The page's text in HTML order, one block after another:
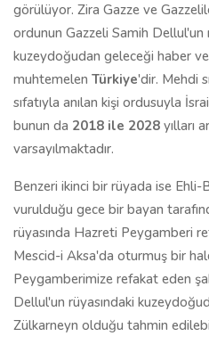
görülüyor. Zira Gazze ve
ordunun Gazzeli Samih Dellul'un
kuzeydoğudan geleceği haber
muhtemelen Türkiye'dir. Mehdi
sıfatıyla anılan kişi ordusuyla
bunun da 2018 ile 2028 yılları
varsayılmaktadır.
Benzeri ikinci bir rüyada ise
vurulduğu gece bir bayan
rüyasında Hazreti Peygamberi
Mescid-i Aksa'da oturmuş bir
Peygamberimize refakat eden
Dellul'un rüyasındaki
Zülkarneyn olduğu tahmin